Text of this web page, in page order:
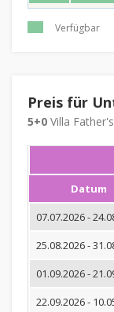
Verfügbar
Preis für
5+0 Villa
Datum
07.07.2026 -
25.08.2026 -
01.09.2026 -
22.09.2026 -